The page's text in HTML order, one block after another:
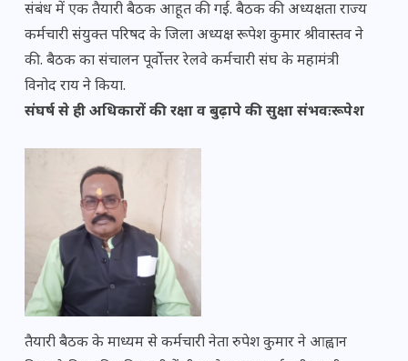
संबंध में एक तैयारी बैठक आहूत की गई. बैठक की अध्यक्षता राज्य
कर्मचारी संयुक्त परिषद के जिला अध्यक्ष रूपेश कुमार श्रीवास्तव ने
की. बैठक का संचालन पूर्वोत्तर रेलवे कर्मचारी संघ के महामंत्री
विनोद राय ने किया.
संघर्ष से ही अधिकारों की रक्षा व बुढ़ापे की सुक्षा संभवःरूपेश
तैयारी बैठक के माध्यम से कर्मचारी नेता रुपेश कुमार ने आह्वान